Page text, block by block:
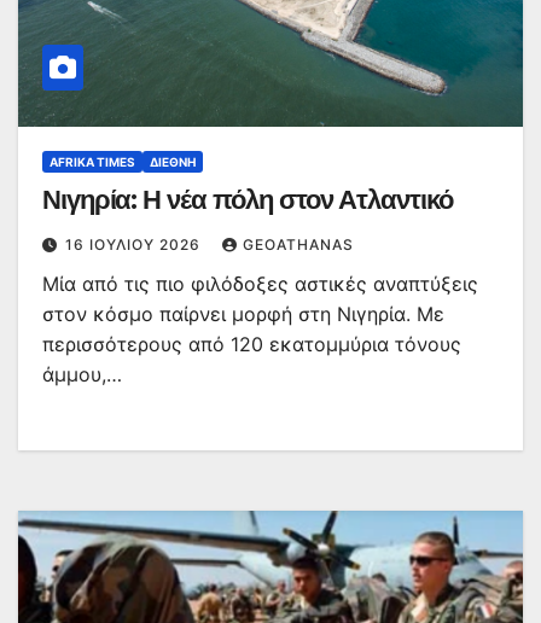
AFRIKA TIMES ΔΙΕΘΝΉ
Νιγηρία: Η νέα πόλη στον Ατλαντικό
16 ΙΟΥΛΊΟΥ 2026 GEOATHANAS
Μία από τις πιο φιλόδοξες αστικές αναπτύξεις
στον κόσμο παίρνει μορφή στη Νιγηρία. Με
περισσότερους από 120 εκατομμύρια τόνους
άμμου,…